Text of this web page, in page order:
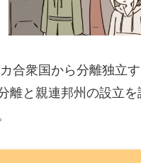
合衆国から分離独立
離と親連邦州の設立